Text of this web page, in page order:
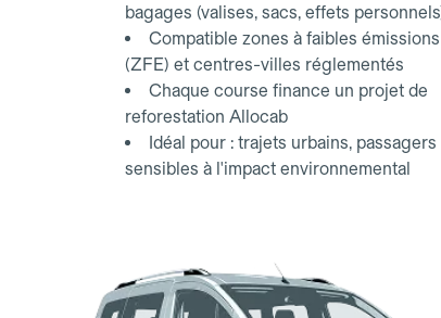
bagages (valises, sacs, effets
Compatible zones à faibles émissions
(ZFE) et centres-villes réglementés
Chaque course finance un projet de
reforestation Allocab
Idéal pour : trajets urbains, passagers
sensibles à l'impact environnemental